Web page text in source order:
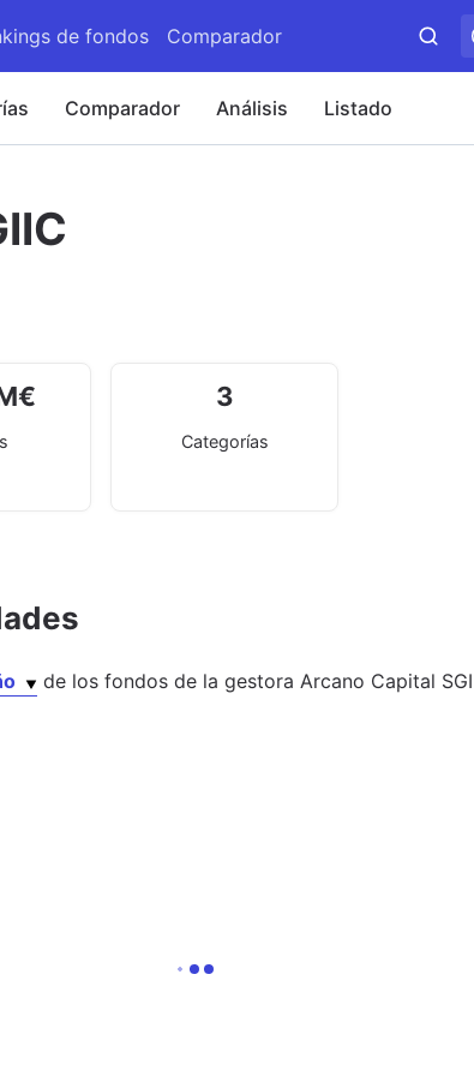
de fondos Comparador
Comparador Análisis Listado
€ 3
Categorías
de losfondos de la gestoraArcano Capital